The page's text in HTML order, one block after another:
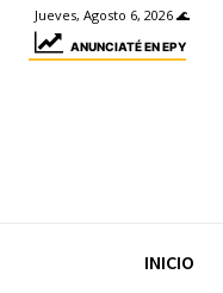
Jueves, Agosto 6, 2026 🌊
ANUNCIATÉ EN EPY
INICIO